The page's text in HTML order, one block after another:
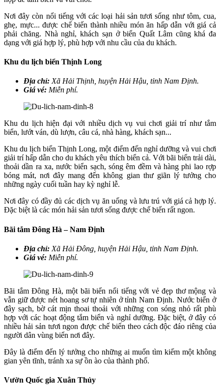
Nơi đây còn nổi tiếng với các loại hải sản tươi sống như tôm, cua,
ghẹ, mực... được chế biến thành nhiều món ăn hấp dẫn với giá cả
phải chăng. Nhà nghỉ, khách sạn ở biển Quất Lâm cũng khá đa
dạng với giá hợp lý, phù hợp với nhu cầu của du khách.
Khu du lịch biển Thịnh Long
Địa chỉ: Xã Hải Thịnh, huyện Hải Hậu, tỉnh Nam Định.
Giá vé: Miễn phí.
Khu du lịch hiện đại với nhiều dịch vụ vui chơi giải trí như tắm
biển, lướt ván, dù lượn, câu cá, nhà hàng, khách sạn...
Khu du lịch biển Thịnh Long, một điểm đến nghỉ dưỡng và vui chơi
giải trí hấp dẫn cho du khách yêu thích biển cả. Với bãi biển trải dài,
thoải dần ra xa, nước biển sạch, sóng êm đềm và hàng phi lao rợp
bóng mát, nơi đây mang đến không gian thư giãn lý tưởng cho
những ngày cuối tuần hay kỳ nghỉ lễ.
Nơi đây có đầy đủ các dịch vụ ăn uống và lưu trú với giá cả hợp lý.
Đặc biệt là các món hải sản tươi sống được chế biến rất ngon.
Bãi tắm Đông Hà – Nam Định
Địa chỉ: Xã Hải Đông, huyện Hải Hậu, tỉnh Nam Định.
Giá vé: Miễn phí.
Bãi tắm Đông Hà, một bãi biển nổi tiếng với vẻ đẹp thơ mộng và
vẫn giữ được nét hoang sơ tự nhiên ở tỉnh Nam Định. Nước biển ở
đây sạch, bờ cát mịn thoai thoải với những con sóng nhỏ rất phù
hợp với các hoạt động tắm biển và nghỉ dưỡng. Đặc biệt, ở đây có
nhiều hải sản tươi ngon được chế biến theo cách độc đáo riêng của
người dân vùng biển nơi đây.
Đây là điểm đến lý tưởng cho những ai muốn tìm kiếm một không
gian yên tĩnh, tránh xa sự ồn ào của thành phố.
Vườn Quốc gia Xuân Thủy